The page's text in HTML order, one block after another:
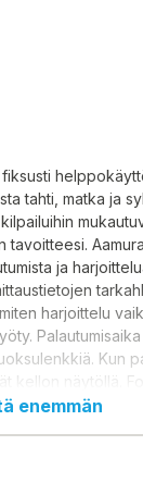
tahti, matka ja
tavoitteesi.
ja
harjoittelu
Kun
kellon näytöllä.
Akku kestää
enemmän